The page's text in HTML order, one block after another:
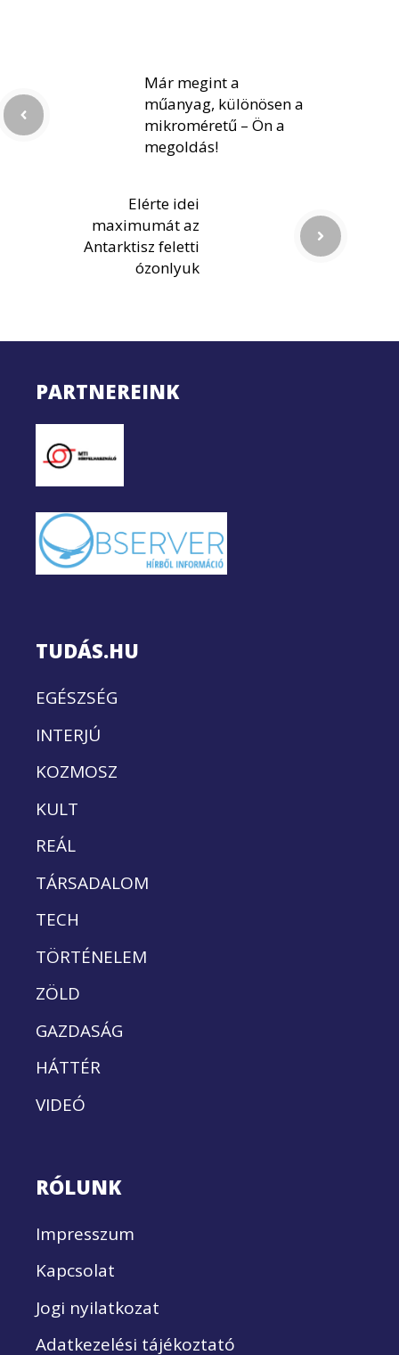
Már megint a
műanyag, különösen a
mikroméretű – Ön a
megoldás!
Elérte idei
maximumát az
Antarktisz feletti
ózonlyuk
PARTNEREINK
TUDÁS.HU
EGÉSZSÉG
INTERJÚ
KOZMOSZ
KULT
REÁL
TÁRSADALOM
TECH
TÖRTÉNELEM
ZÖLD
GAZDASÁG
HÁTTÉR
VIDEÓ
RÓLUNK
Impresszum
Kapcsolat
Jogi nyilatkozat
Adatkezelési tájékoztató